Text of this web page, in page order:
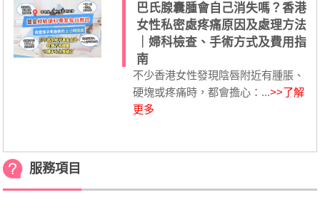
巴氏腺囊腫會自己消失嗎？香港
女性私密處疼痛原因及處理方法
｜婦科檢查、手術方式及費用指
南
不少香港女性發現陰唇附近有腫脹、
硬塊或疼痛時，都會擔心：...>>了解
更多
服務項目